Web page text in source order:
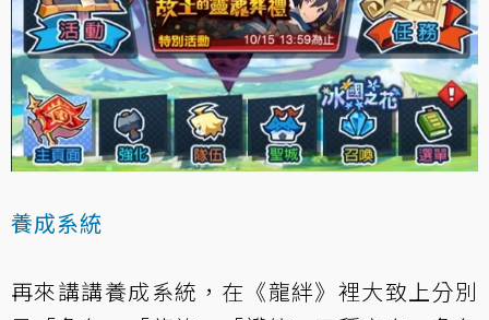
養成系統
再來講講養成系統，在《龍絆》裡大致上分別